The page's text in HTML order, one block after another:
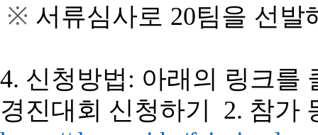
※ 서류심사로 20팀을 선발
4. 신청방법: 아래의 링크를
경진대회 신청하기 2. 참가